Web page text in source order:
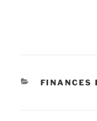
FINANCES